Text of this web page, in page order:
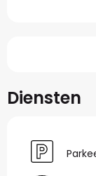
Diensten